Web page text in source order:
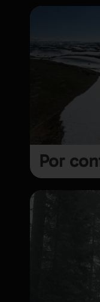
Por